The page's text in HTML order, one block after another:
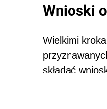
Wnioski o
Wielkimi
składać